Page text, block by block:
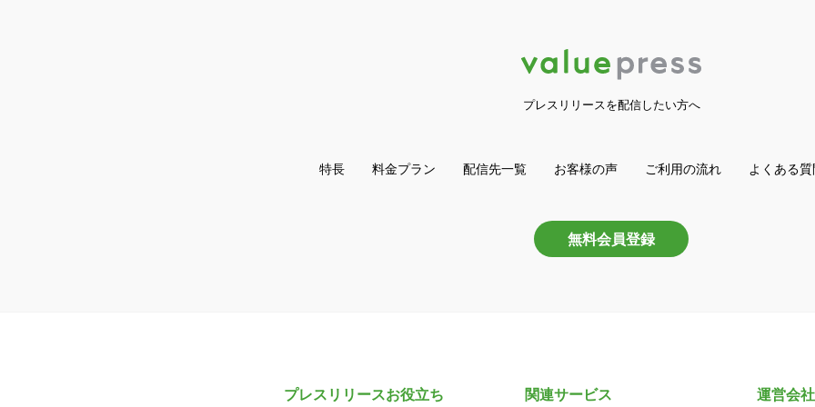
プレスリリースを配信したい方へ
特長 料金プラン 配信先一覧 お客様の声 ご利用の流れ よくある質
無料会員登録
プレスリリースお役立ち 関連サービス 運営会社